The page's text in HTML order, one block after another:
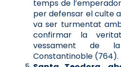
temps de
per defensar el culte
va ser turmentat
confirmar la
vessament de
Constantinoble (764).